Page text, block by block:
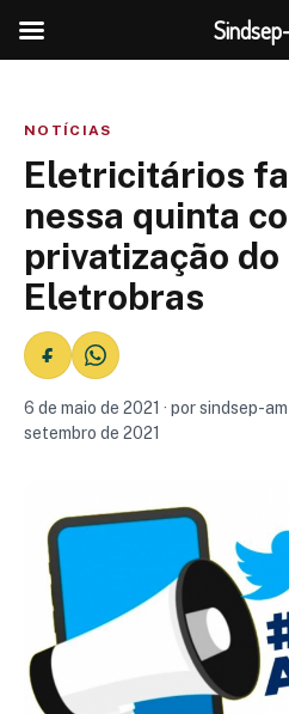
NOTÍCIAS
Eletricitários
nessa quinta
privatização
Eletrobras
6 de maio de 2021 · por sindsep-
setembro de 2021